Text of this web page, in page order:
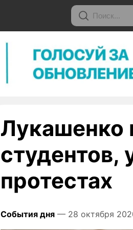
Лукашенко
студентов,
протестах
События дня — 28 октября